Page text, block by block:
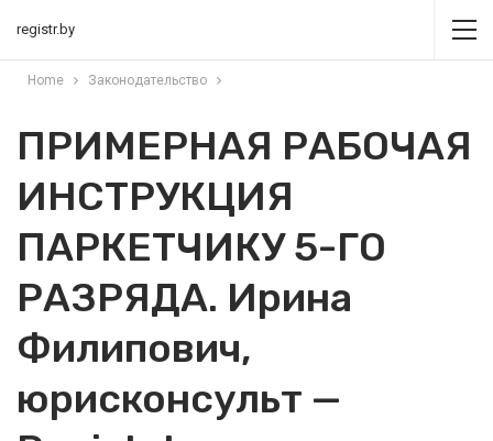
registr.by
Home Законодательство
ПРИМЕРНАЯ РАБОЧАЯ
ИНСТРУКЦИЯ
ПАРКЕТЧИКУ 5-ГО
РАЗРЯДА. Ирина
Филипович,
юрисконсульт —